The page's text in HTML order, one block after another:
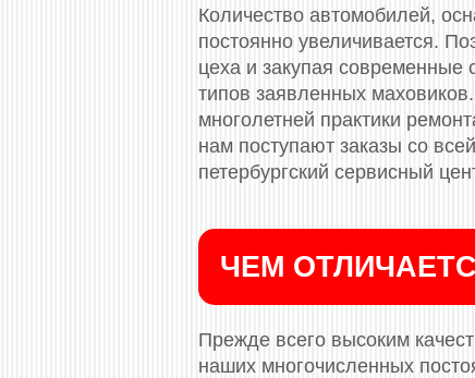
Количество автомобилей,
постоянно увеличивается.
цеха и закупая
типов заявленных
многолетней практики
нам поступают заказы со
петербургский сервисный
ЧЕМ
Прежде всего высоким
наших многочисленных